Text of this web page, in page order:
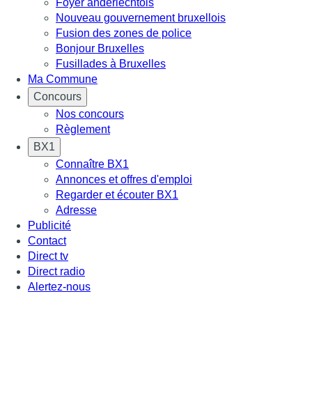
Nouveau gouvernement bruxellois
Fusion des zones de police
Bonjour Bruxelles
Fusillades à Bruxelles
Ma Commune
Concours
Nos concours
Règlement
BX1
Connaître BX1
Annonces et offres d'emploi
Regarder et écouter BX1
Adresse
Publicité
Contact
Direct tv
Direct radio
Alertez-nous